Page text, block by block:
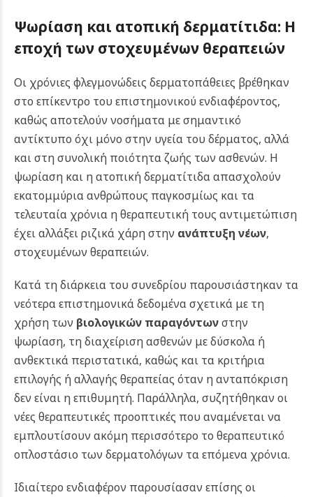
Ψωρίαση και ατοπική δερματίτιδα: Η
εποχή των στοχευμένων θεραπειών
Οι χρόνιες φλεγμονώδεις δερματοπάθειες βρέθηκαν
στο επίκεντρο του επιστημονικού ενδιαφέροντος,
καθώς αποτελούν νοσήματα με σημαντικό
αντίκτυπο όχι μόνο στην υγεία του δέρματος, αλλά
και στη συνολική ποιότητα ζωής των ασθενών. Η
ψωρίαση και η ατοπική δερματίτιδα απασχολούν
εκατομμύρια ανθρώπους παγκοσμίως και τα
τελευταία χρόνια η θεραπευτική τους αντιμετώπιση
έχει αλλάξει ριζικά χάρη στην ανάπτυξη νέων,
στοχευμένων θεραπειών.
Κατά τη διάρκεια του συνεδρίου παρουσιάστηκαν τα
νεότερα επιστημονικά δεδομένα σχετικά με τη
χρήση των βιολογικών παραγόντωνστην
ψωρίαση, τη διαχείριση ασθενών με δύσκολα ή
ανθεκτικά περιστατικά, καθώς και τα κριτήρια
επιλογής ή αλλαγής θεραπείας όταν η ανταπόκριση
δεν είναι η επιθυμητή. Παράλληλα, συζητήθηκαν οι
νέες θεραπευτικές προοπτικές που αναμένεται να
εμπλουτίσουν ακόμη περισσότερο το θεραπευτικό
οπλοστάσιο των δερματολόγων τα επόμενα χρόνια.
Ιδιαίτερο ενδιαφέρον παρουσίασαν επίσης οι